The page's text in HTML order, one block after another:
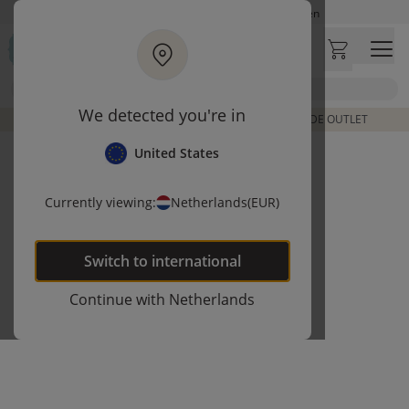
We detected you're in
United States
Currently viewing: Netherlands(EUR)
Switch to international
Continue with Netherlands
Ga naar hoofdinhoudOp werkdagen besteld, zelfde dag verzonden
Let op: vertraging bij PostNL. Levering duurt mogelijk langer
Bezoek onze concept store
DE LAATSTE ITEMS UIT VORIGE COLLECTIES | SHOP DE OUTLET